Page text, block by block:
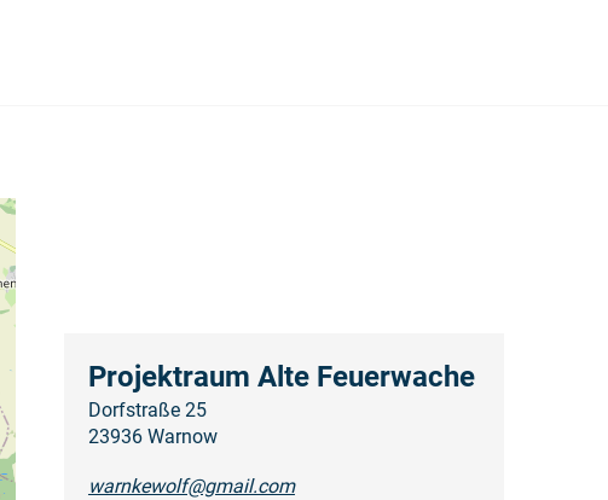
Projektraum Alte Feuerwache
Dorfstraße 25
23936 Warnow
warnkewolf@gmail.com